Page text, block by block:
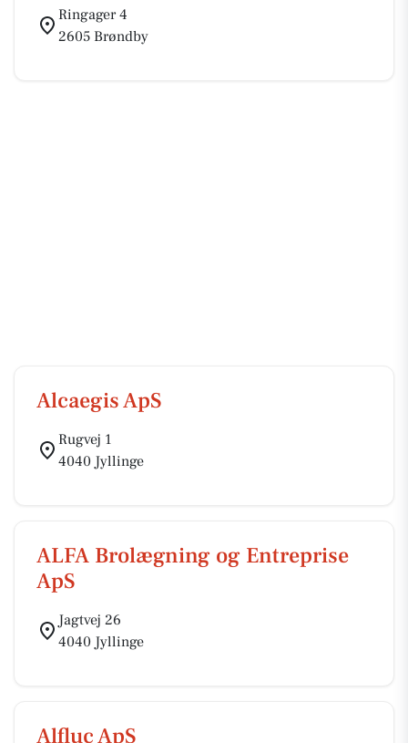
Ringager 4
2605 Brøndby
Alcaegis ApS
Rugvej 1
4040 Jyllinge
ALFA Brolægning og Entreprise
ApS
Jagtvej 26
4040 Jyllinge
Alfluc ApS